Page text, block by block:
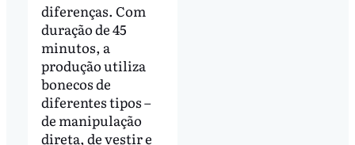
diferenças. Com
duração de 45
minutos, a
produção utiliza
bonecos de
diferentes tipos –
de manipulação
direta, de vestir e